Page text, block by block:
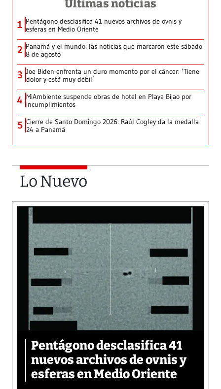
Últimas noticias
1 Pentágono desclasifica 41 nuevos archivos de ovnis y
esferas en Medio Oriente
2 Panamá y el mundo: las noticias que marcaron este sábado
8 de agosto
3 Joe Biden enfrenta un duro momento por el cáncer: ‘Tiene
dolor y está muy débil’
4 MiAmbiente suspende obras de hotel en Playa Bijao por
incumplimientos
5 Cierre de Santo Domingo 2026: Raúl Cogley da la medalla
24 a Panamá
Lo Nuevo
Pentágono desclasifica 41
nuevos archivos de ovnis y
esferas en Medio Oriente